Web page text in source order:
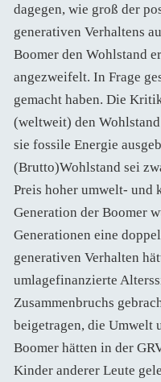
dagegen, wie groß der
generativen Verhaltens
Boomer den Wohlstand
angezweifelt. In Frage
gemacht haben. Die
(weltweit) den
sie fossile Energie
(Brutto)Wohlstand sei
Preis hoher umwelt- und
Generation der Boomer
Generationen eine
generativen Verhalten
umlagefinanzierte
Zusammenbruchs
beigetragen, die Umwelt
Boomer hätten in der
Kinder anderer Leute